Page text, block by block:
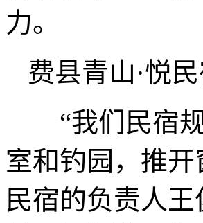
力。
费县青山·悦
“我们民宿规
室和钓园，推
民宿的负责人